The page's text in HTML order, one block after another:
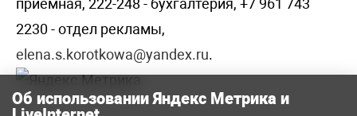
приемная, 222-248 - бухгалтерия, +7 961 743
2230 - отдел рекламы,
elena.s.korotkowa@yandex.ru.
Об использовании Яндекс Метрика и